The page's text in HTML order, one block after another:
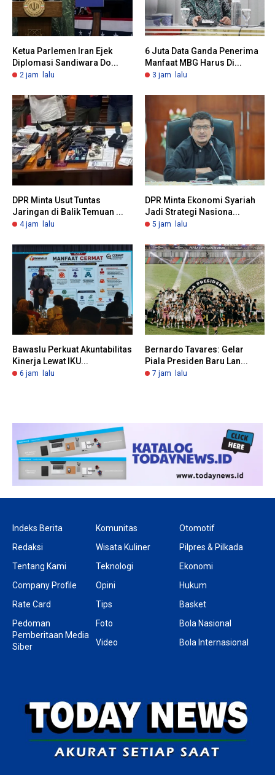
Ketua Parlemen Iran Ejek
Diplomasi Sandiwara Do...
2 jam lalu
6 Juta Data Ganda Penerima
Manfaat MBG Harus Di...
3 jam lalu
DPR Minta Usut Tuntas
Jaringan di Balik Temuan ...
4 jam lalu
DPR Minta Ekonomi Syariah
Jadi Strategi Nasiona...
5 jam lalu
Bawaslu Perkuat Akuntabilitas
Kinerja Lewat IKU...
6 jam lalu
Bernardo Tavares: Gelar
Piala Presiden Baru Lan...
7 jam lalu
Indeks Berita
Redaksi
Tentang Kami
Company Profile
Rate Card
Pedoman
Pemberitaan Media
Siber
Komunitas
Wisata Kuliner
Teknologi
Opini
Tips
Foto
Video
Otomotif
Pilpres & Pilkada
Ekonomi
Hukum
Basket
Bola Nasional
Bola Internasional